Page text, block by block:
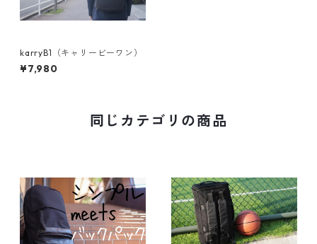
karryB1（キャリービーワン）
¥7,980
同じカテゴリの商品